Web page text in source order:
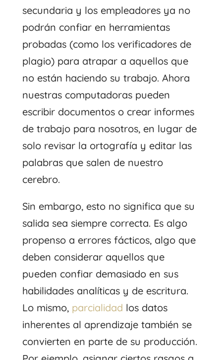
secundaria y los empleadores ya no
podrán confiar en herramientas
probadas (como los verificadores de
plagio) para atrapar a aquellos que
no están haciendo su trabajo. Ahora
nuestras computadoras pueden
escribir documentos o crear informes
de trabajo para nosotros, en lugar de
solo revisar la ortografía y editar las
palabras que salen de nuestro
cerebro.
Sin embargo, esto no significa que su
salida sea siempre correcta. Es algo
propenso a errores fácticos, algo que
deben considerar aquellos que
pueden confiar demasiado en sus
habilidades analíticas y de escritura.
Lo mismo, parcialidad los datos
inherentes al aprendizaje también se
convierten en parte de su producción.